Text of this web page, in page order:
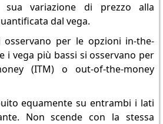
variazione di prezzo alla
dal vega.
per le opzioni in-the-
i vega più bassi si osservano per
(ITM) o out-of-the-money
equamente su entrambi i lati
Non scende con la stessa